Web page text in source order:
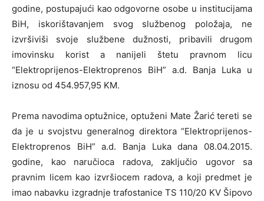
godine, postupajući kao odgovorne osobe u institucijama
BiH, iskorištavanjem svog službenog položaja, ne
izvršiviši svoje službene dužnosti, pribavili drugom
imovinsku korist a nanijeli štetu pravnom licu
“Elektroprijenos-Elektroprenos BiH” a.d. Banja Luka u
iznosu od 454.957,95 KM.
Prema navodima optužnice, optuženi Mate Žarić tereti se
da je u svojstvu generalnog direktora “Elektroprijenos-
Elektroprenos BiH” a.d. Banja Luka dana 08.04.2015.
godine, kao naručioca radova, zaključio ugovor sa
pravnim licem kao izvršiocem radova, a koji predmet je
imao nabavku izgradnje trafostanice TS 110/20 KV Šipovo